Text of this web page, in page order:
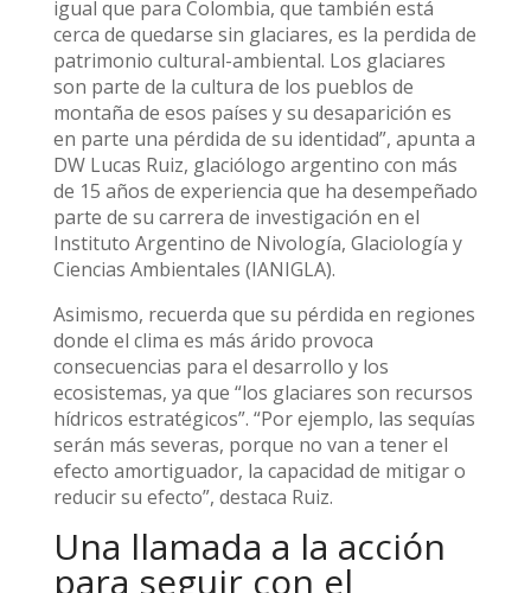
igual que para Colombia, que también está
cerca de quedarse sin glaciares, es la perdida de
patrimonio cultural-ambiental. Los glaciares
son parte de la cultura de los pueblos de
montaña de esos países y su desaparición es
en parte una pérdida de su identidad”, apunta a
DW Lucas Ruiz, glaciólogo argentino con más
de 15 años de experiencia que ha desempeñado
parte de su carrera de investigación en el
Instituto Argentino de Nivología, Glaciología y
Ciencias Ambientales (IANIGLA).
Asimismo, recuerda que su pérdida en regiones
donde el clima es más árido provoca
consecuencias para el desarrollo y los
ecosistemas, ya que “los glaciares son recursos
hídricos estratégicos”. “Por ejemplo, las sequías
serán más severas, porque no van a tener el
efecto amortiguador, la capacidad de mitigar o
reducir su efecto”, destaca Ruiz.
Una llamada a la acción
para seguir con el